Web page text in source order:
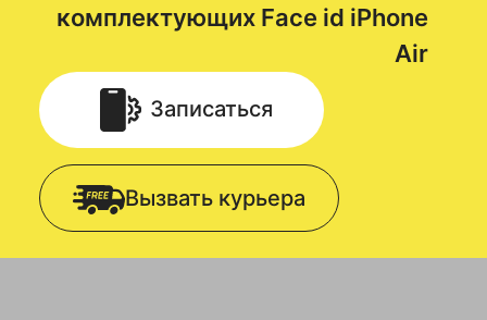
комплектующих Face id iPhone
Air
Записаться
Вызвать курьера